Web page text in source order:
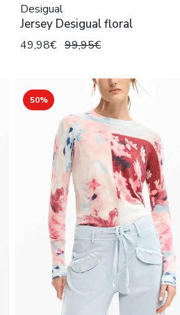
Desigual
Jersey Desigual floral
49,98€ 99,95€
50%